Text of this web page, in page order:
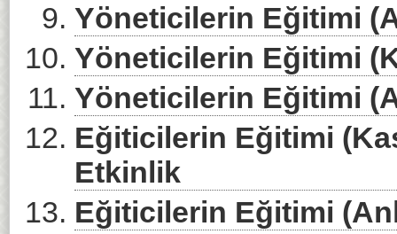
Yöneticilerin Eğitimi
Yöneticilerin Eğitimi
Yöneticilerin Eğitimi
Eğiticilerin Eğitimi
Etkinlik
Eğiticilerin Eğitimi